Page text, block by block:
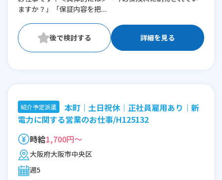
ますか？」「保証内容を把...
詳細を見る
紹介予定派遣
本町｜土日祝休│正社員雇用あり｜新
電力に関する営業のお仕事/H125132
時給1,700円～
大阪府大阪市中央区
週5